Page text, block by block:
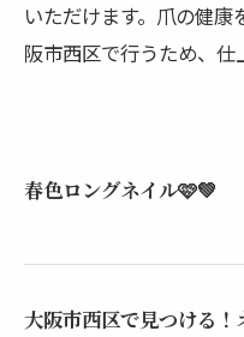
いただけます。爪の健
阪市西区で行うため、仕
春色ロングネイル🩷💚
大阪市西区で見つける！